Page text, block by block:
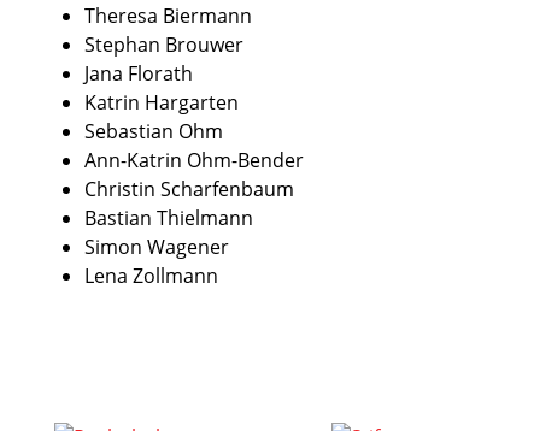
Theresa Biermann
Stephan Brouwer
Jana Florath
Katrin Hargarten
Sebastian Ohm
Ann-Katrin Ohm-Bender
Christin Scharfenbaum
Bastian Thielmann
Simon Wagener
Lena Zollmann